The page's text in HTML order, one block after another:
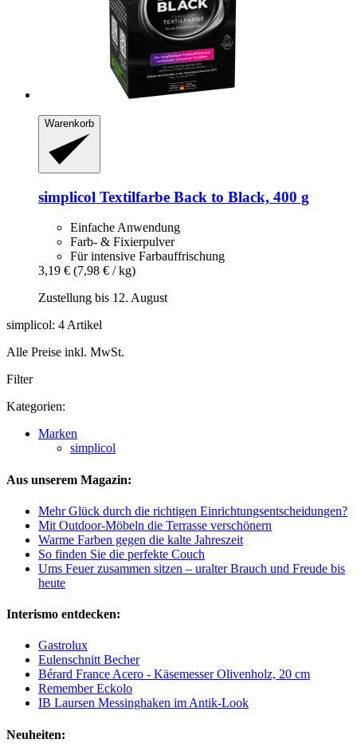
Warenkorb
simplicol Textilfarbe Back to Black, 400 g
Einfache Anwendung
Farb- & Fixierpulver
Für intensive Farbauffrischung
3,19 € (7,98 € / kg)
Zustellung bis 12. August
simplicol: 4 Artikel
Alle Preise inkl. MwSt.
Filter
Kategorien:
Marken
simplicol
Aus unserem Magazin:
Mehr Glück durch die richtigen Einrichtungsentscheidungen?
Mit Outdoor-Möbeln die Terrasse verschönern
Warme Farben gegen die kalte Jahreszeit
So finden Sie die perfekte Couch
Ums Feuer zusammen sitzen – uralter Brauch und Freude bis
heute
Interismo entdecken:
Gastrolux
Eulenschnitt Becher
Bérard France Acero - Käsemesser Olivenholz, 20 cm
Remember Eckolo
IB Laursen Messinghaken im Antik-Look
Neuheiten: